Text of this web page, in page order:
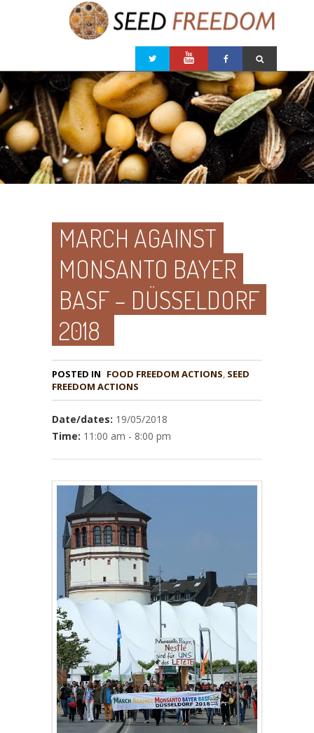
MARCH AGAINST
MONSANTO BAYER
BASF – DÜSSELDORF
2018
POSTED IN FOOD FREEDOM ACTIONS, SEED
Date/dates: 19/05/2018
Time: 11:00 am - 8:00 pm